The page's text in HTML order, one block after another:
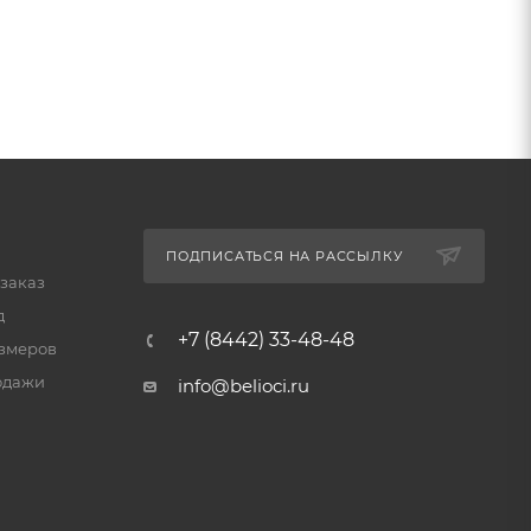
ПОДПИСАТЬСЯ НА РАССЫЛКУ
+7 (8442) 33-48-48
info@belioci.ru